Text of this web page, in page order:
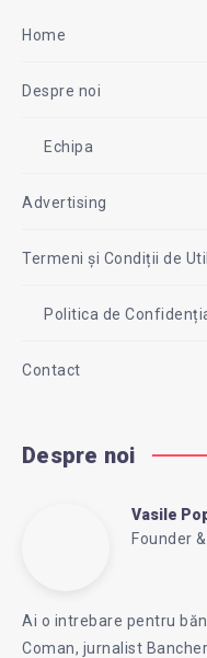
Home
Despre noi
Echipa
Advertising
Termeni și Condiții de
Politica de
Contact
Despre noi
Vasile
Pop
Vasile
Founder
on
Ai o intrebare pentru
Coman, jurnalist